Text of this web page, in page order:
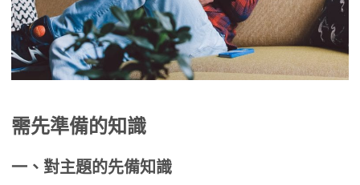
需先準備的知識
一、對主題的先備知識